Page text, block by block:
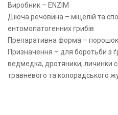
Виробник – ENZIM
Діюча речовина – міцелій та
ентомопатогенних грибів
Препаративна форма – порошок
Призначення – для боротьби з
ведмедка, дротяники, личинки
травневого та колорадського